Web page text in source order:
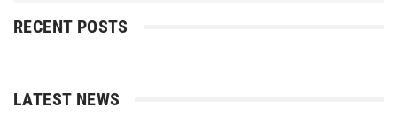
RECENT POSTS
LATEST NEWS